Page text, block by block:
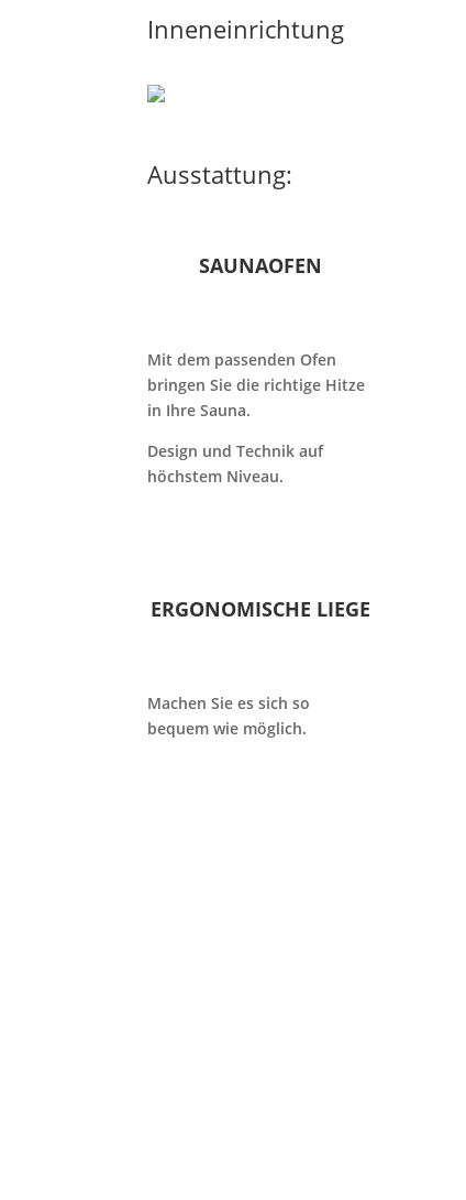
Inneneinrichtung
Ausstattung:
SAUNAOFEN
Mit dem passenden Ofen
bringen Sie die richtige Hitze
in Ihre Sauna.
Design und Technik auf
höchstem Niveau.
ERGONOMISCHE LIEGE
Machen Sie es sich so
bequem wie möglich.